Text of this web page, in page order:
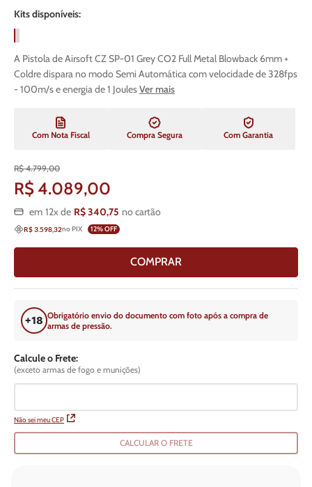
Kits disponíveis:
A Pistola de Airsoft CZ SP-01 Grey CO2 Full Metal Blowback 6mm +
Coldre dispara no modo Semi Automática com velocidade de 328fps
- 100m/s e energia de 1 JoulesVer mais
Com Nota Fiscal Compra Segura Com Garantia
R$ 4.799,00
R$4.089,00
em 12x de R$340,75 no cartão
R$ 3.598,32no PIX 12% OFF
COMPRAR
Obrigatório envio do documento com foto após a compra de
armas de pressão.
Calcule o Frete:
(exceto armas de fogo e munições)
Não sei meu CEP
CALCULAR O FRETE